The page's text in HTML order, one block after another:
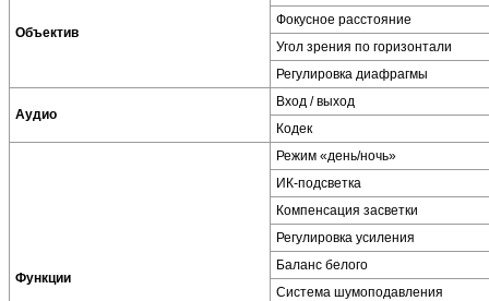
Объектив
Фокусное расстояние
Угол зрения по горизонтали
Регулировка диафрагмы
Аудио
Вход / выход
Кодек
Функции
Режим «день/ночь»
ИК-подсветка
Компенсация засветки
Регулировка усиления
Баланс белого
Система шумоподавления